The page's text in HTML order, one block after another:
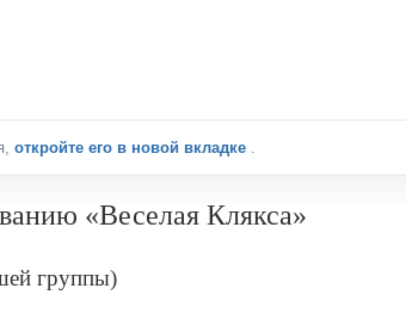
откройте его в новой вкладке
«Веселая Клякса»
группы)